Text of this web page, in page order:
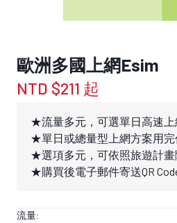
歐洲多國上網Esim
NTD $211 起
★流量多元，可選單日高速
★單日或總量型上網方案用
★選項多元，可依照旅遊計畫
★購買後電子郵件寄送QR
流量: